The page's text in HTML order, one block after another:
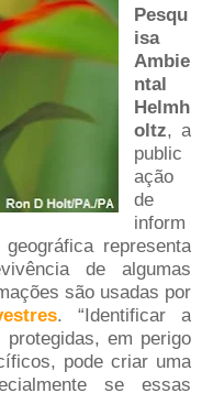
Pesqu
isa
Ambie
ntal
Helmh
oltz, a
public
ação
de
inform
representa
de algumas
são usadas por
. “Identificar a
em perigo
pode criar uma
se essas